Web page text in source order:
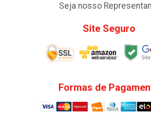
Seja nosso
Site Seguro
Formas de